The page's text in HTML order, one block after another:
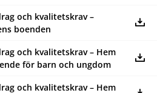
och kvalitetskrav –
boenden
och kvalitetskrav – Hem
för barn och ungdom
och kvalitetskrav – Hem